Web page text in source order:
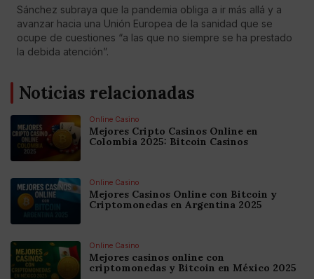
Sánchez subraya que la pandemia obliga a ir más allá y a
avanzar hacia una Unión Europea de la sanidad que se
ocupe de cuestiones “a las que no siempre se ha prestado
la debida atención”.
Noticias relacionadas
Online Casino
Mejores Cripto Casinos Online en
Colombia 2025: Bitcoin Casinos
Online Casino
Mejores Casinos Online con Bitcoin y
Criptomonedas en Argentina 2025
Online Casino
Mejores casinos online con
criptomonedas y Bitcoin en México 2025